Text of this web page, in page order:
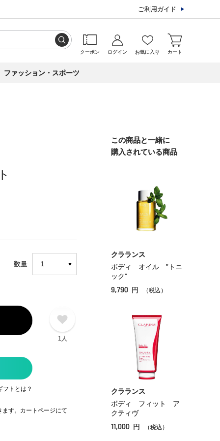
ご利用ガイド
クーポン ログイン お気に入り カート
ファッション・スポーツ
数量
1人
フトとは？
す。カートページにて
この商品と一緒に
購入されている商品
クラランス
ボディ オイル ”トニ
ック”
9,790 円 （税込）
クラランス
ボディ フィット ア
クティヴ
11,000 円 （税込）